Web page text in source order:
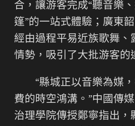
合，讓游客完成“聽音樂
篷”的一站式體驗；廣東
經由過程平易近族歌舞、
情勢，吸引了大批游客的
“縣城正以音樂為媒
費的時空鴻溝。”中國傳
治理學院傳授鄭寧指出，